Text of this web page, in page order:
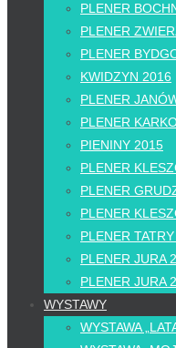
PLENER
PLENER
PLENER
KWIDZYN 2016
PLENER
PLENER
PIENINY 2015
PLENER
PLENER
PLENER
PLENER
PLENER JURA
PLENER JURA
WYSTAWY
WYSTAWA